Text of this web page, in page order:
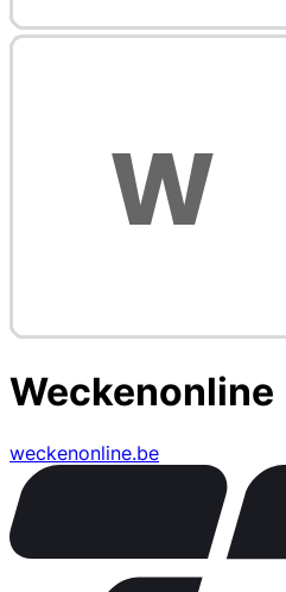
Weckenonline
weckenonline.be